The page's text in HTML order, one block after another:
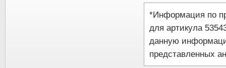
*Информация по
для артикула
данную
представленных